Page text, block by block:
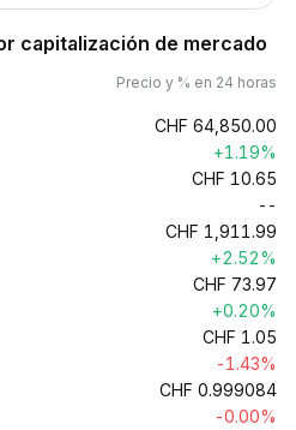
capitalización de mercado
Precio y % en 24 horas
CHF 64,850.00
+1.19%
CHF 10.65
--
CHF 1,911.99
+2.52%
CHF 73.97
+0.20%
CHF 1.05
-1.43%
CHF 0.999084
-0.00%